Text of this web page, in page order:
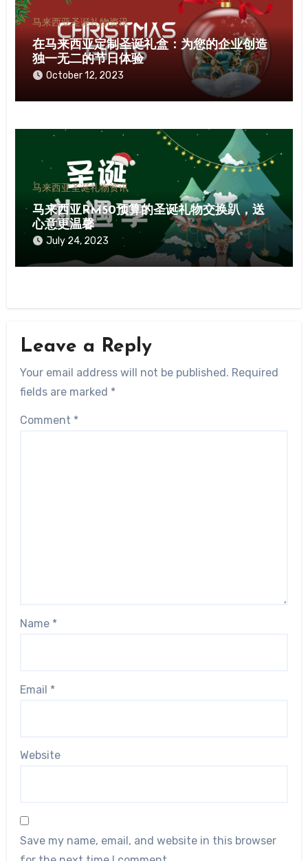
马来西亚圣诞礼物资讯
在马来西亚定制圣诞礼盒：为您的企业创造
独一无二的节日体验
October 12, 2023
马来西亚圣诞礼物资讯
马来西亚RM50预算的圣诞礼物交换趴，送
心意更温馨
July 24, 2023
Leave a Reply
Your email address will not be published. Required
fields are marked *
Comment *
Name *
Email *
Website
Save my name, email, and website in this browser